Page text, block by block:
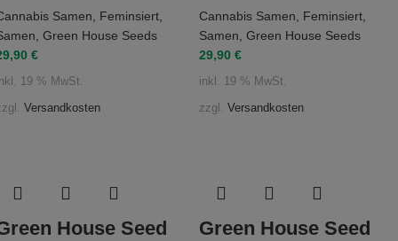
Samen Feminsiert
Green House Seeds
€
19 % MwSt.
Versandkosten
Cannabis Samen Feminsiert
Samen Green House Seeds
29,90 €
inkl. 19 % MwSt.
zzgl. Versandkosten
House Seed
Green House Seed